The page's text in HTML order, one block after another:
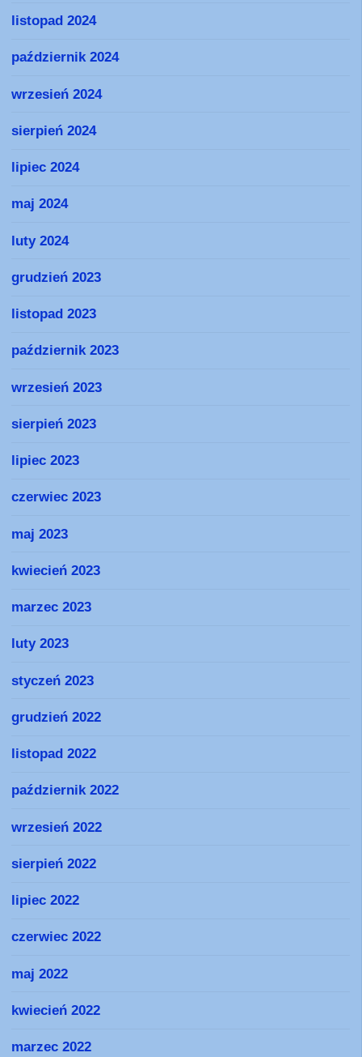
listopad 2024
październik 2024
wrzesień 2024
sierpień 2024
lipiec 2024
maj 2024
luty 2024
grudzień 2023
listopad 2023
październik 2023
wrzesień 2023
sierpień 2023
lipiec 2023
czerwiec 2023
maj 2023
kwiecień 2023
marzec 2023
luty 2023
styczeń 2023
grudzień 2022
listopad 2022
październik 2022
wrzesień 2022
sierpień 2022
lipiec 2022
czerwiec 2022
maj 2022
kwiecień 2022
marzec 2022